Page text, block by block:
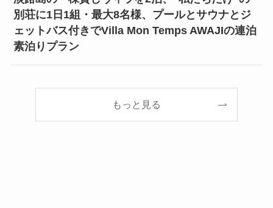
別荘に1日1組・最大8名様、プールとサウナとジ
ェットバス付きでVilla Mon Temps AWAJIの連泊
素泊りプラン
もっと見る